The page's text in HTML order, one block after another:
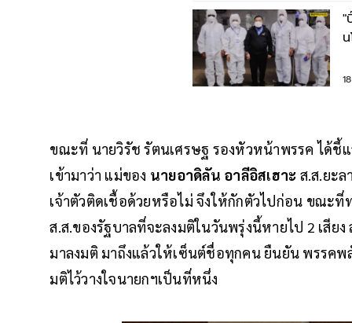
"
ขณะที่ นายวิรัช รัตนเศรษฐ รองหัวหน้าพรรค ได้ชี้
เข้ามาว่า แม่ของ นายอาดิลัน อาลีอิสเฮาะ ส.ส.ยะ
เจ้าตัวติดเชื้อด้วยหรือไม่ จึงให้กักตัวไปก่อน ขณะที่
ส.ส.ของรัฐบาลที่จะลงมติในวันพรุ่งนี้หายไป 2 เสี
มาลงมติ มาถึงแล้วให้เซ็นต์ชื่อทุกคน ยืนยัน พรรคพ
มติไว้วางใจนายกฯเป็นที่หนึ่ง